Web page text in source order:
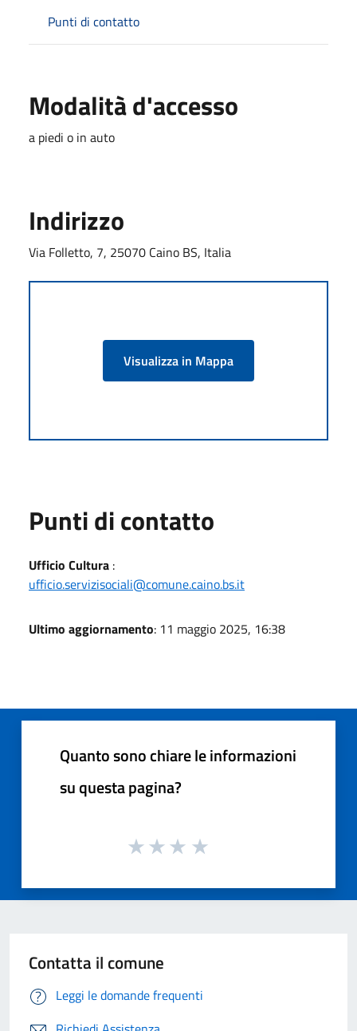
Punti di contatto
Modalità d'accesso
a piedi o in auto
Indirizzo
Via Folletto, 7, 25070 Caino BS, Italia
Visualizza in Mappa
Punti di contatto
Ufficio Cultura :
ufficio.servizisociali@comune.caino.bs.it
Ultimo aggiornamento: 11 maggio 2025, 16:38
Quanto sono chiare le informazioni
su questa pagina?
Contatta il comune
Leggi le domande frequenti